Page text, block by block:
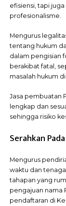
efisiensi, tapi
profesionalisme.
Mengurus
tentang hukum
dalam pengisian
berakibat fatal,
masalah hukum
Jasa pembuatan
lengkap dan
sehingga risiko
Serahkan
Mengurus
waktu dan
tahapan yang
pengajuan nama
pendaftaran di